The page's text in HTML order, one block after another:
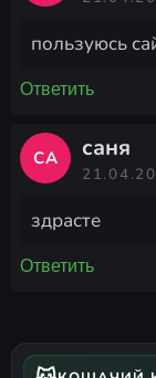
пользуюсь
Ответить
СА саня
здрасте
Ответить